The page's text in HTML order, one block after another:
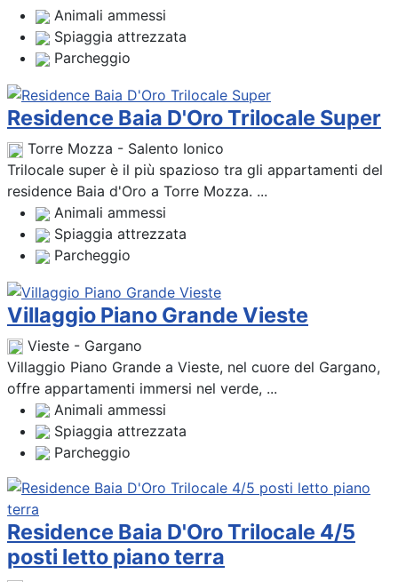
Animali ammessi
Spiaggia attrezzata
Parcheggio
Residence Baia D'Oro Trilocale Super
Torre Mozza - Salento Ionico
Trilocale super è il più spazioso tra gli appartamenti del
residence Baia d'Oro a Torre Mozza. ...
Animali ammessi
Spiaggia attrezzata
Parcheggio
Villaggio Piano Grande Vieste
Vieste - Gargano
Villaggio Piano Grande a Vieste, nel cuore del Gargano,
offre appartamenti immersi nel verde, ...
Animali ammessi
Spiaggia attrezzata
Parcheggio
Residence Baia D'Oro Trilocale 4/5
posti letto piano terra